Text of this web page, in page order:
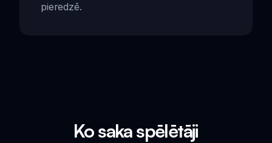
pieredzē.
Ko saka spēlētāji